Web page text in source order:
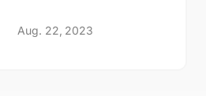
Aug. 22, 2023